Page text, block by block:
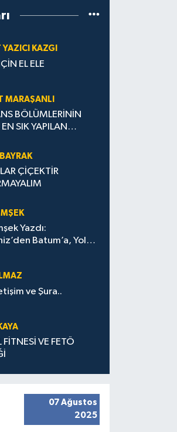
KAZGI
EL ELE
MARAŞANLI
BÖLÜMLERİNİN
SIK YAPILAN
ÇİÇEKTİR
Yazdı:
Batum’a, Yolun
ve Şura..
FİTNESİ VE FETÖ
07 Ağustos
2025